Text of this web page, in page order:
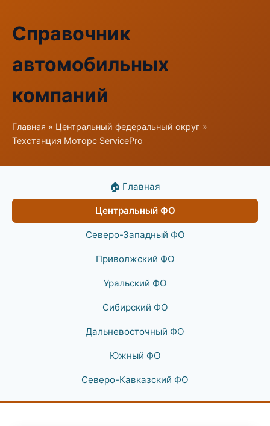
Справочник
автомобильных
компаний
Главная » Центральный федеральный округ »
Техстанция Моторс ServicePro
🏠 Главная
Центральный ФО
Северо-Западный ФО
Приволжский ФО
Уральский ФО
Сибирский ФО
Дальневосточный ФО
Южный ФО
Северо-Кавказский ФО